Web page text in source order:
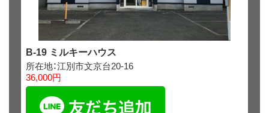
B-19 ミルキーハウス
所在地：江別市文京台20-16
36,000円